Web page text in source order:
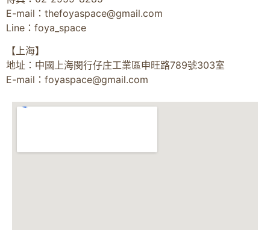
E-mail： thefoyaspace@gmail.com
Line：foya_space
【上海】
地址：中國上海閔行仔庄工業區申旺路789號303室
E-mail： foyaspace@gmail.com